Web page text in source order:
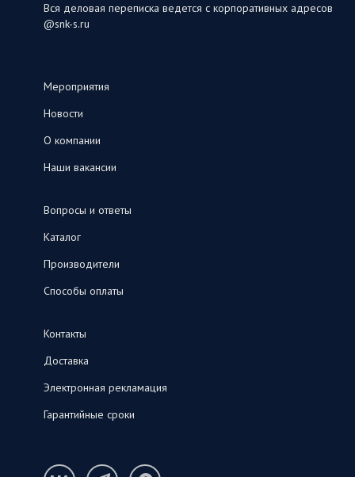
Вся деловая переписка ведется с корпоративных адресов
@snk-s.ru
Мероприятия
Новости
О компании
Наши вакансии
Вопросы и ответы
Каталог
Производители
Способы оплаты
Контакты
Доставка
Электронная рекламация
Гарантийные сроки